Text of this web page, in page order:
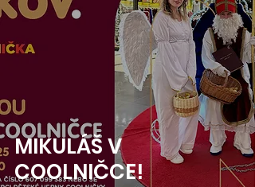
MIKULÁŠ V
COOLNIČCE!